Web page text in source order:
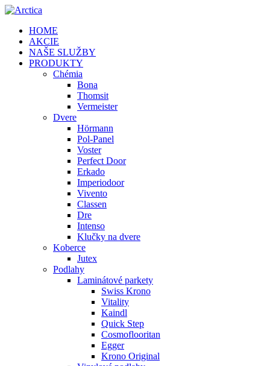
HOME
AKCIE
NAŠE SLUŽBY
PRODUKTY
Chémia
Bona
Thomsit
Vermeister
Dvere
Hörmann
Pol-Panel
Voster
Perfect Door
Erkado
Imperiodoor
Vivento
Classen
Dre
Intenso
Klučky na dvere
Koberce
Jutex
Podlahy
Laminátové parkety
Swiss Krono
Vitality
Kaindl
Quick Step
Cosmoflooritan
Egger
Krono Original